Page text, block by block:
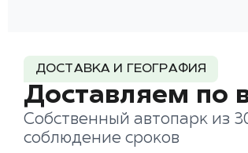
ДОСТАВКА И ГЕОГРАФИЯ
Доставляем по
Собственный автопарк из
соблюдение сроков